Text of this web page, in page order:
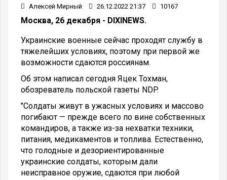
Алексей Мирный 26.12.2022 21:37 10167
Москва, 26 декабря - DIXINEWS.
Украинские военные сейчас проходят службу в
тяжелейших условиях, поэтому при первой же
возможности сдаются россиянам.
Об этом написал сегодня Яцек Тохман,
обозреватель польской газеты NDP.
"Солдаты живут в ужасных условиях и массово
погибают — прежде всего по вине собственных
командиров, а также из-за нехватки техники,
питания, медикаментов и топлива. Естественно,
что голодные и дезориентированные
украинские солдаты, которым дали
неисправное оружие, сдаются при любой